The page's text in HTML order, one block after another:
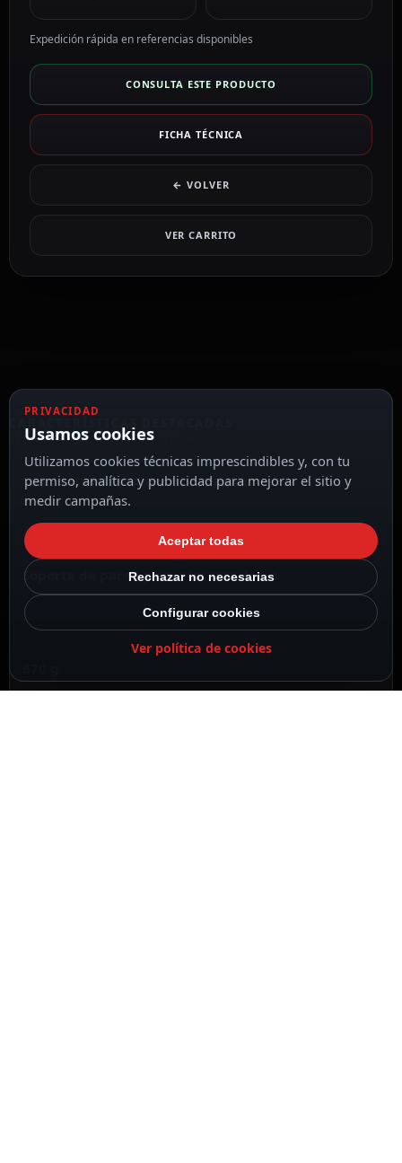
Expedición rápida en referencias disponibles
CONSULTA ESTE PRODUCTO
FICHA TÉCNICA
← VOLVER
VER CARRITO
VER TODAS LAS CARACTERÍSTICAS
183.5 (Al) x 120 (An) x 132 (Ø) mm
Soporte de pared para cámaras domo
PRIVACIDAD
Usamos cookies
Utilizamos cookies técnicas imprescindibles y, con tu
permiso, analítica y publicidad para mejorar el sitio y
medir campañas.
Aceptar todas
Rechazar no necesarias
Configurar cookies
Ver política de cookies